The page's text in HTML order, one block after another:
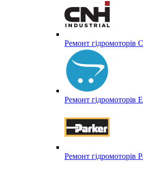
Ремонт гідромоторів
Ремонт гідромоторів
Ремонт гідромоторів